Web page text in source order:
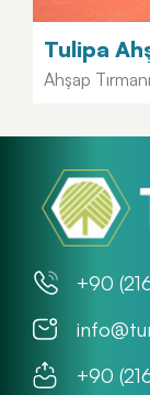
Tulipa
Ahşap
+90
+90